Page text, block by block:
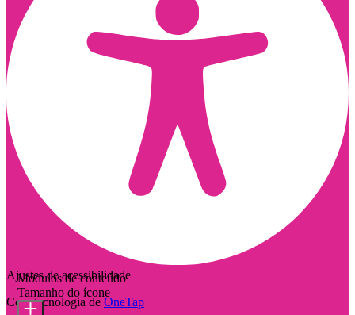
Ajustes de acessibilidade
Com tecnologia de OneTap
Módulos de conteúdo
Tamanho do ícone